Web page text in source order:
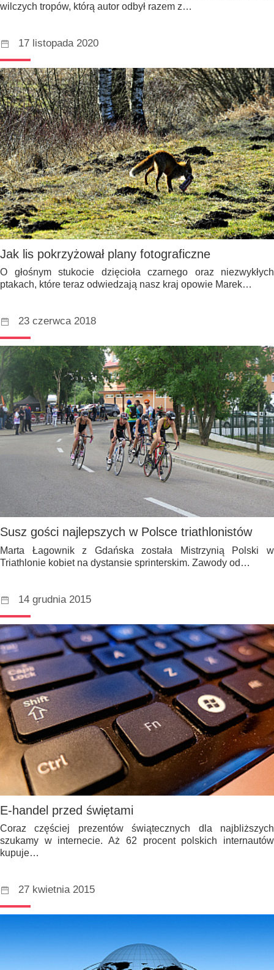
wilczych tropów, którą autor odbył razem z…
17 listopada 2020
Jak lis pokrzyżował plany fotograficzne
O głośnym stukocie dzięcioła czarnego oraz niezwykłych
ptakach, które teraz odwiedzają nasz kraj opowie Marek…
23 czerwca 2018
Susz gości najlepszych w Polsce triathlonistów
Marta Łagownik z Gdańska została Mistrzynią Polski w
Triathlonie kobiet na dystansie sprinterskim. Zawody od…
14 grudnia 2015
E-handel przed świętami
Coraz częściej prezentów świątecznych dla najbliższych
szukamy w internecie. Aż 62 procent polskich internautów
kupuje…
27 kwietnia 2015